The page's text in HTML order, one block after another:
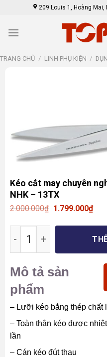
content
209 Louis 1, Hoàng Mai,
TRANG CHỦ / LINH PHỤ KIỆN /
Kéo cắt may chuyên
NHK – 13TX
2.000.000₫ Giá
là:
1.799.000₫Giá
hiện
tại
Kéo cắt may
Mô tả sản
phẩm
– Lưỡi kéo bằng thép chất
– Toàn thân kéo được
lần
– Cán kéo đút thau